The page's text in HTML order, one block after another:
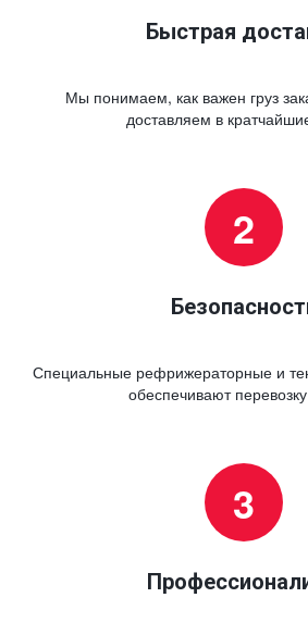
Быстрая
Мы понимаем, как важен груз
доставляем в
Специальные рефрижераторные и
обеспечивают перевозку